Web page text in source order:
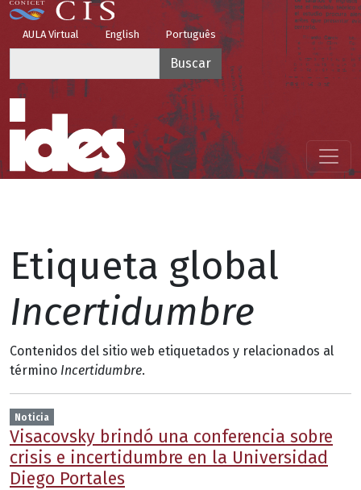
Pasar al contenido principal
Top Menu
AULA Virtual English Português
Menú principal
Etiqueta global
Incertidumbre
Contenidos del sitio web etiquetados y relacionados al
término Incertidumbre.
Noticia
Visacovsky brindó una conferencia sobre
crisis e incertidumbre en la Universidad
Diego Portales